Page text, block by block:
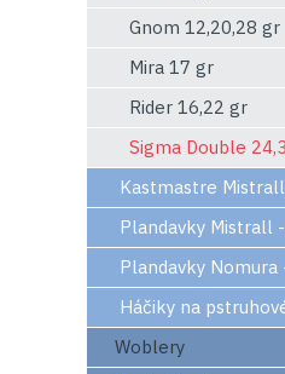
Gnom 12,20,28 gr
Mira 17 gr
Rider 16,22 gr
Sigma Double
Kastmastre Mistrall
Plandavky Mistrall
Plandavky Nomura
Háčiky na
Woblery